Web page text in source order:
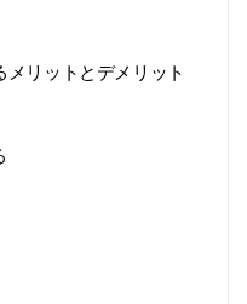
メリットとデメリット